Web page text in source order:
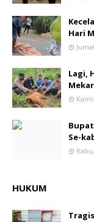
Hari
Lagi,
Se-
HUKUM